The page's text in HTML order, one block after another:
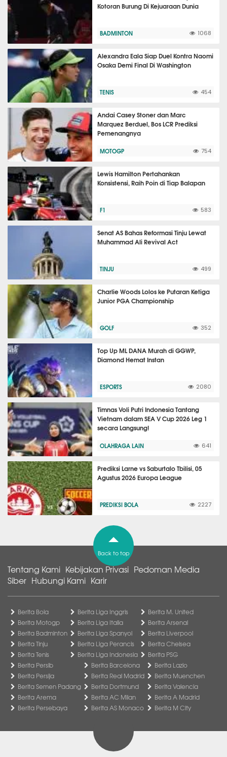
Kotoran Burung Di Kejuaraan Dunia
BADMINTON 1068
Alexandra Eala Siap Duel Kontra Naomi
Osaka Demi Final Di Washington
TENIS 454
Andai Casey Stoner dan Marc
Marquez Berduel, Bos LCR Prediksi
Pemenangnya
MOTOGP 754
Lewis Hamilton Pertahankan
Konsistensi, Raih Poin di Tiap Balapan
F1 583
Senat AS Bahas Reformasi Tinju Lewat
Muhammad Ali Revival Act
TINJU 499
Charlie Woods Lolos ke Putaran Ketiga
Junior PGA Championship
GOLF 352
Top Up ML DANA Murah di GGWP,
Diamond Hemat Instan
ESPORTS 2080
Timnas Voli Putri Indonesia Tantang
Vietnam dalam SEA V Cup 2026 Leg 1
secara Langsung!
OLAHRAGA LAIN 641
Prediksi Larne vs Saburtalo Tbilisi, 05
Agustus 2026 Europa League
PREDIKSI BOLA 2227
Back to top
Tentang Kami Kebijakan Privasi Pedoman Media
Siber Hubungi Kami Karir
Berita Bola
Berita Motogp
Berita Badminton
Berita Tinju
Berita Tenis
Berita Liga Inggris
Berita Liga Italia
Berita Liga Spanyol
Berita Liga Perancis
Berita Liga Indonesia
Berita M. United
Berita Arsenal
Berita Liverpool
Berita Chelsea
Berita PSG
Berita Persib
Berita Persija
Berita Semen Padang
Berita Arema
Berita Persebaya
Berita Barcelona
Berita Real Madrid
Berita Dortmund
Berita AC Milan
Berita AS Monaco
Berita Lazio
Berita Muenchen
Berita Valencia
Berita A Madrid
Berita M City